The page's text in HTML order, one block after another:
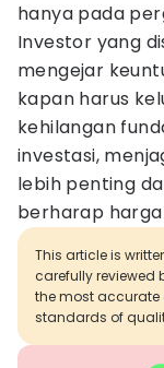
hanya pada
Investor yang
mengejar
kapan harus
kehilangan
investasi,
lebih penting
berharap harga
This article is
carefully reviewed
the most accurate
standards of